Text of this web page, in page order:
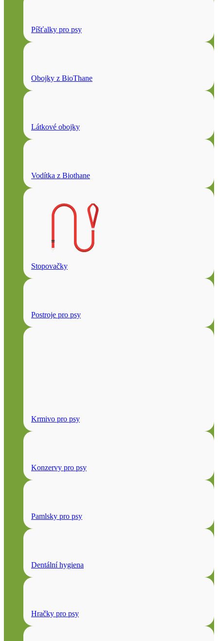
Píšťalky pro psy
Obojky z BioThane
Látkové obojky
Vodítka z Biothane
Stopovačky
Postroje pro psy
Krmivo pro psy
Konzervy pro psy
Pamlsky pro psy
Dentální hygiena
Hračky pro psy